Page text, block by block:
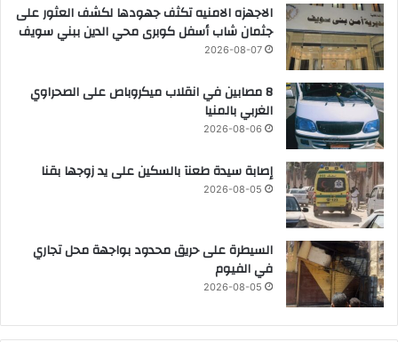
الاجهزه الامنيه تكثف جهودها لكشف العثور على
جثمان شاب أسفل كوبرى محي الدين ببني سويف
2026-08-07
8 مصابين في انقلاب ميكروباص على الصحراوي
الغربي بالمنيا
2026-08-06
إصابة سيدة طعنآ بالسكين على يد زوجها بقنا
2026-08-05
السيطرة على حريق محدود بواجهة محل تجاري
في الفيوم
2026-08-05